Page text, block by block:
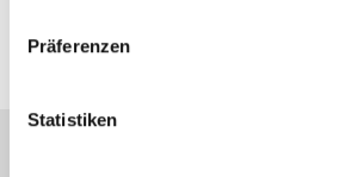
Präferenzen
Statistiken